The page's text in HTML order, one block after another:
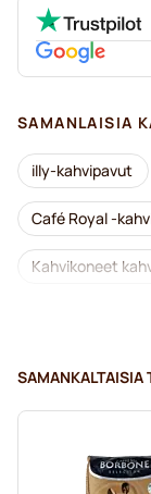
SAMANLAISIA
illy-kahvipavut
Café Royal -
Kahvikoneet
Kofeiinittomat
Merrild-
Tonino
SAMANKALTAISIA